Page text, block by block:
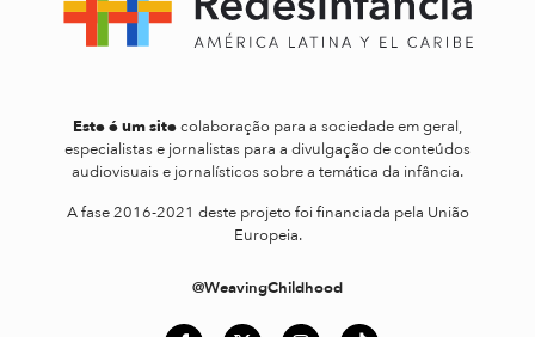
Este é um sitecolaboração para a sociedade em geral,
especialistas e jornalistas para a divulgação de conteúdos
audiovisuais e jornalísticos sobre a temática da infância.
A fase 2016-2021 deste projeto foi financiada pela União
Europeia.
@WeavingChildhood